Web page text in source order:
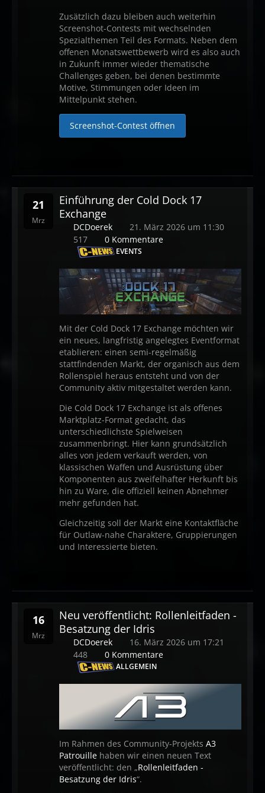
Zusätzlich dazu bleiben auch weiterhin
Screenshot-Contests mit wechselnden
Spezialthemen Teil des Formats. Neben dem
offenen Monatswettbewerb wird es also auch
in Zukunft immer wieder thematische
Challenges geben, bei denen bestimmte
Motive, Stimmungen oder Ideen im
Mittelpunkt stehen.
Screenshot-Contest öffnen
21
Mrz
Einführung der Cold Dock 17
Exchange
DCDoerek
21. März 2026 um 11:30
517
0 Kommentare
EVENTS
Mit der Cold Dock 17 Exchange möchten wir
ein neues, langfristig angelegtes Eventformat
etablieren: einen semi-regelmäßig
stattfindenden Markt, der organisch aus dem
Rollenspiel heraus entsteht und von der
Community aktiv mitgestaltet werden kann.
Die Cold Dock 17 Exchange ist als offenes
Marktplatz-Format gedacht, das
unterschiedlichste Spielweisen
zusammenbringt. Hier kann grundsätzlich
alles von jedem verkauft werden, von
klassischen Waffen und Ausrüstung über
Komponenten aus zweifelhafter Herkunft bis
hin zu Ware, die offiziell keinen Abnehmer
mehr gefunden hat.
Gleichzeitig soll der Markt eine Kontaktfläche
für Outlaw-nahe Charaktere, Gruppierungen
und Interessierte bieten.
16
Mrz
Neu veröffentlicht: Rollenleitfaden -
Besatzung der Idris
DCDoerek
16. März 2026 um 17:21
448
0 Kommentare
ALLGEMEIN
Im Rahmen des Community-Projekts A3
Patrouille haben wir einen neuen Text
veröffentlicht: den „Rollenleitfaden -
Besatzung der Idris“.